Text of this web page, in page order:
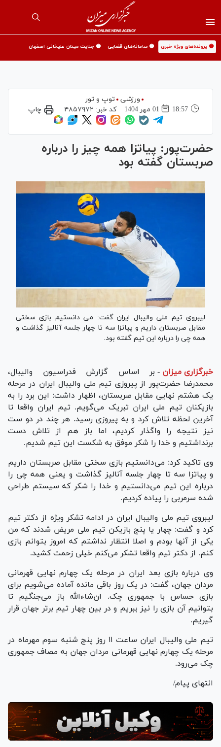
🟡 پرونده‌های ویژه خبری 🟡 سامانه‌های قضایی 🟡 جنایت میدان علیخانی اصفهان
ورزشی
توپ و تور
18:57
01 مهر 1404 کد خبر: ۴۸۵۷۹۷۲ چاپ
حضرت‌پور: پیاتزا همه چیز را درباره
صربستان گفته بود
لیبروی تیم ملی والیبال ایران گفت: می دانستیم بازی سختی
مقابل صربستان داریم و پیاتزا سه تا چهار جلسه آنالیز گذاشت و
همه چی را درباره این تیم گفته بود.
خبرگزاری میزان - بر اساس گزارش فدراسیون والیبال،
محمدرضا حضرت‌پور از پیروزی تیم ملی والیبال ایران در مرحله
یک هشتم نهایی مقابل صربستان، اظهار داشت: این برد را به
بازیکنان تیم ملی ایران تبریک می‌گویم. تیم ایران واقعا تا
آخرین لحظه تلاش کرد و به پیروزی رسید. هر چند در دو ست
نیز نتیجه را واگذار کردیم، اما باز هم از تلاش دست
برنداشتیم و خدا را شکر موفق به شکست این تیم شدیم.
وی تاکید کرد: می‌دانستیم بازی سختی مقابل صربستان داریم
و پیاتزا سه تا چهار جلسه آنالیز گذاشت و یعنی همه چی را
درباره این تیم می‌دانستیم و خدا را شکر که سیستم طراحی
شده سرمربی را پیاده کردیم.
لیبروی تیم ملی والیبال ایران در ادامه تشکر ویژه از دکتر تیم
کرد و گفت: چهار یا پنج بازیکن تیم ملی مریض شدند که من
یکی از آنها بودم و اصلا انتظار نداشتم که امروز بتوانم بازی
کنم. از دکتر تیم واقعا تشکر می‌کنم خیلی زحمت کشید.
وی درباره بازی بعد ایران در مرحله یک چهارم نهایی قهرمانی
مردان جهان، گفت: در یک روز باقی مانده آماده می‌شویم برای
بازی حساس با جمهوری چک. ان‌شاءالله باز می‌جنگیم تا
بتوانیم آن بازی را نیز ببریم و در بین چهار تیم برتر جهان قرار
گیریم.
تیم ملی والیبال ایران ساعت ۱۱ روز پنج شنبه سوم مهرماه در
مرحله یک چهارم نهایی قهرمانی مردان جهان به مصاف جمهوری
چک می‌رود.
انتهای پیام/